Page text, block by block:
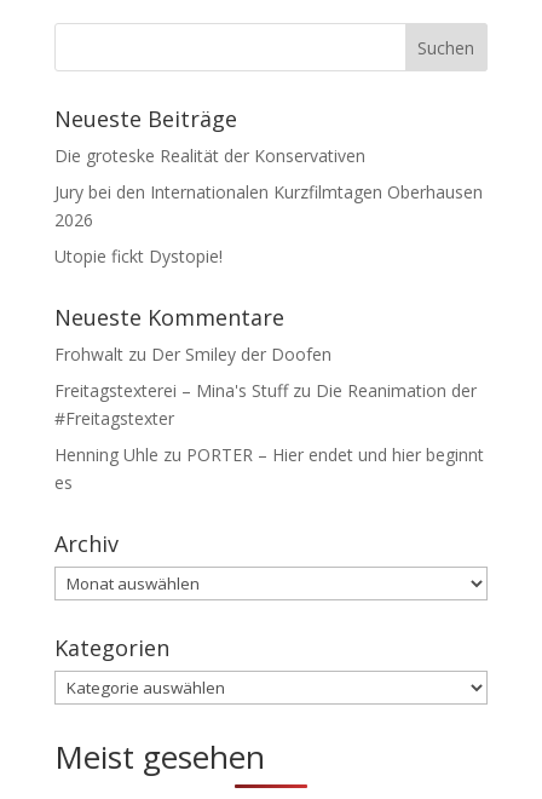
Neueste Beiträge
Die groteske Realität der Konservativen
Jury bei den Internationalen Kurzfilmtagen Oberhausen
2026
Utopie fickt Dystopie!
Neueste Kommentare
Frohwaltzu Der Smiley der Doofen
Freitagstexterei – Mina's Stuffzu Die Reanimation der
#Freitagstexter
Henning Uhle zu PORTER – Hier endet und hier beginnt
es
Archiv
Archiv
Kategorien
Kategorien
Meist gesehen